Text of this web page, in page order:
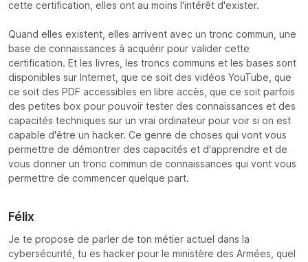
cette certification, elles ont au moins l'intérêt d'exister.
Quand elles existent, elles arrivent avec un tronc commun, une
base de connaissances à acquérir pour valider cette
certification. Et les livres, les troncs communs et les bases sont
disponibles sur Internet, que ce soit des vidéos YouTube, que
ce soit des PDF accessibles en libre accès, que ce soit parfois
des petites box pour pouvoir tester des connaissances et des
capacités techniques sur un vrai ordinateur pour voir si on est
capable d'être un hacker. Ce genre de choses qui vont vous
permettre de démontrer des capacités et d'apprendre et de
vous donner un tronc commun de connaissances qui vont vous
permettre de commencer quelque part.
Félix
Je te propose de parler de ton métier actuel dans la
cybersécurité, tu es hacker pour le ministère des Armées, quel